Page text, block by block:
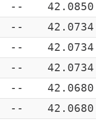
--
42.0850
--
42.0734
--
42.0734
--
42.0734
--
42.0680
--
42.0680